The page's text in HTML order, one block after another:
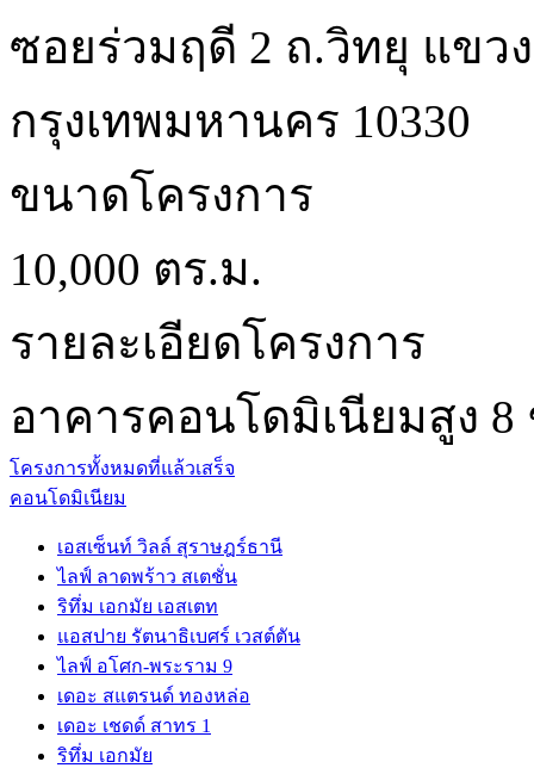
ซอยร่วมฤดี 2 ถ.วิทยุ แข
กรุงเทพมหานคร 10330
ขนาดโครงการ
10,000 ตร.ม.
รายละเอียดโครงการ
อาคารคอนโดมิเนียมสูง
โครงการทั้งหมดที่แล้วเสร็จ
คอนโดมิเนียม
เอสเซ็นท์ วิลล์ สุราษฎร์ธานี
ไลฟ์ ลาดพร้าว สเตชั่น
ริทึ่ม เอกมัย เอสเตท
แอสปาย รัตนาธิเบศร์ เวสต์ตัน
ไลฟ์ อโศก-พระราม 9
เดอะ สแตรนด์ ทองหล่อ
เดอะ เชดด์ สาทร 1
ริทึ่ม เอกมัย